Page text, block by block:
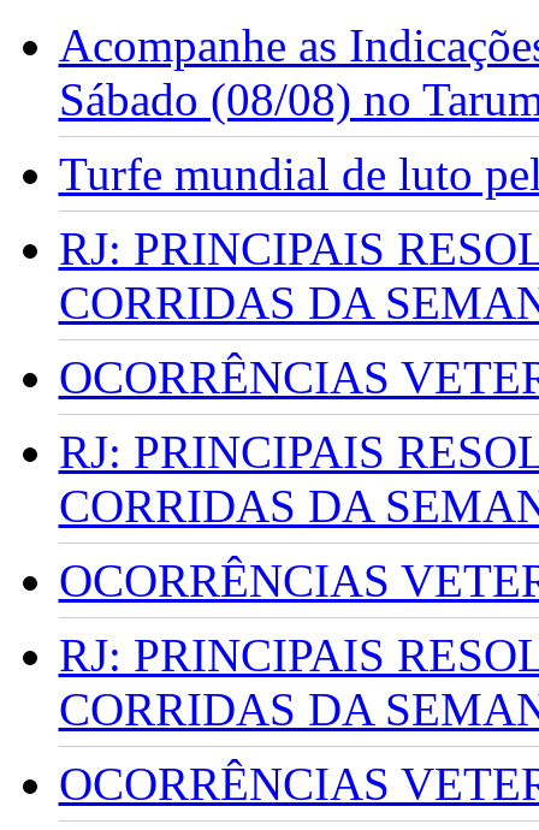
Acompanhe as
Sábado (08/08) no
Turfe mundial de luto
RJ: PRINCIPAIS
CORRIDAS DA
OCORRÊNCIAS
RJ: PRINCIPAIS
CORRIDAS DA
OCORRÊNCIAS
RJ: PRINCIPAIS
CORRIDAS DA
OCORRÊNCIAS